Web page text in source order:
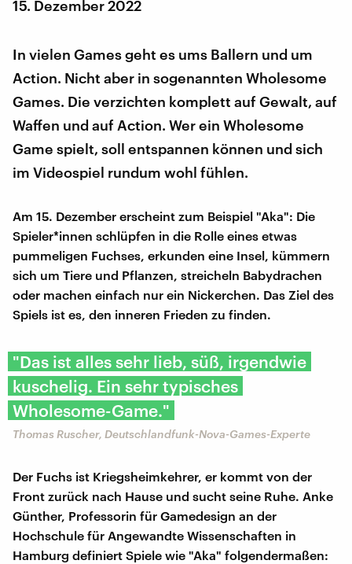
15. Dezember 2022
In vielen Games geht es ums Ballern und um
Action. Nicht aber in sogenannten Wholesome
Games. Die verzichten komplett auf Gewalt, auf
Waffen und auf Action. Wer ein Wholesome
Game spielt, soll entspannen können und sich
im Videospiel rundum wohl fühlen.
Am 15. Dezember erscheint zum Beispiel "Aka": Die
Spieler*innen schlüpfen in die Rolle eines etwas
pummeligen Fuchses, erkunden eine Insel, kümmern
sich um Tiere und Pflanzen, streicheln Babydrachen
oder machen einfach nur ein Nickerchen. Das Ziel des
Spiels ist es, den inneren Frieden zu finden.
"Das ist alles sehr lieb, süß, irgendwie
kuschelig. Ein sehr typisches
Wholesome-Game."
Thomas Ruscher, Deutschlandfunk-Nova-Games-Experte
Der Fuchs ist Kriegsheimkehrer, er kommt von der
Front zurück nach Hause und sucht seine Ruhe. Anke
Günther, Professorin für Gamedesign an der
Hochschule für Angewandte Wissenschaften in
Hamburg definiert Spiele wie "Aka" folgendermaßen: